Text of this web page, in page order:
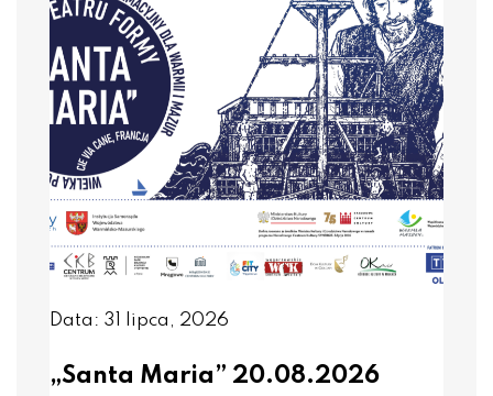
Data: 31 lipca, 2026
„Santa Maria” 20.08.2026